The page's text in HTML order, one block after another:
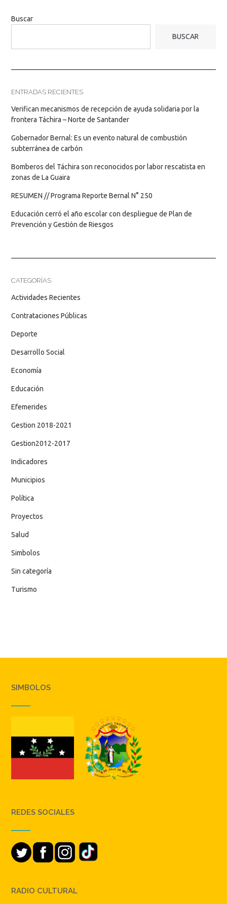
Buscar
BUSCAR
ENTRADAS RECIENTES
Verifican mecanismos de recepción de ayuda solidaria por la
frontera Táchira – Norte de Santander
Gobernador Bernal: Es un evento natural de combustión
subterránea de carbón
Bomberos del Táchira son reconocidos por labor rescatista en
zonas de La Guaira
RESUMEN // Programa Reporte Bernal N° 250
Educación cerró el año escolar con despliegue de Plan de
Prevención y Gestión de Riesgos
CATEGORÍAS
Actividades Recientes
Contrataciones Públicas
Deporte
Desarrollo Social
Economía
Educación
Efemerides
Gestion 2018-2021
Gestion2012-2017
Indicadores
Municipios
Política
Proyectos
Salud
Simbolos
Sin categoría
Turismo
SIMBOLOS
REDES SOCIALES
RADIO CULTURAL